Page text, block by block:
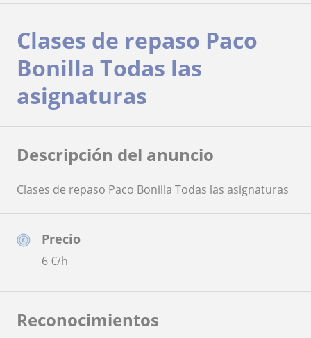
Precio
6€/h
Clases de repaso Paco
Bonilla Todas las
asignaturas
Descripción del anuncio
Clases de repaso Paco Bonilla Todas las asignaturas
Reconocimientos